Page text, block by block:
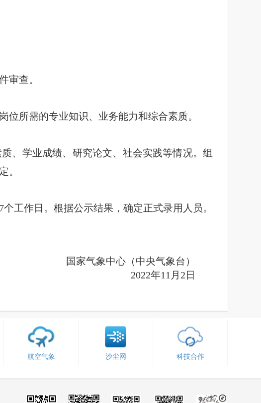
审查。
所需的专业知识、业务能力和综合素质。
、学业成绩、研究论文、社会实践等情况。组
。
工作日。根据公示结果，确定正式录用人员。
国家气象中心（中央气象台）
2022年11月2日
航空气象 沙尘网 科技合作